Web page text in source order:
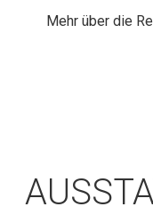
Mehr über die